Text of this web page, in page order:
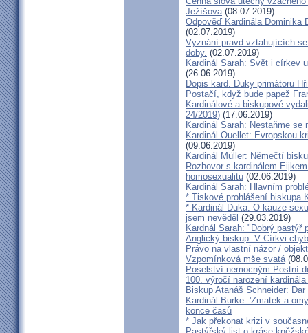
Ježíšova(08.07.2019)
Odpověď Kardinála Dominika
(02.07.2019)
Vyznání pravd vztahujících
doby. (02.07.2019)
Kardinál Sarah: Svět i církev
(26.06.2019)
Dopis kard. Duky primátoru
Postačí, když bude papež
Kardinálové a biskupové
24/2019) (17.06.2019)
Kardinál Sarah: Nestaňme
Kardinál Ouellet: Evropskou
(09.06.2019)
Kardinál Müller: Němečtí
Rozhovor s kardinálem
homosexualitu (02.06.2019)
Kardinál Sarah: Hlavním
* Tiskové prohlášení biskupa
* Kardinál Duka: O kauze
jsem nevěděl (29.03.2019)
Kardnál Sarah: "Dobrý
Anglický biskup: V Církvi
Právo na vlastní názor /
Vzpomínková mše svatá
Poselství nemocným Postní
100. výročí narození
Biskup Atanáš Schneider:
Kardinál Burke: 'Zmatek a
konce časů
* Jak překonat krizi v